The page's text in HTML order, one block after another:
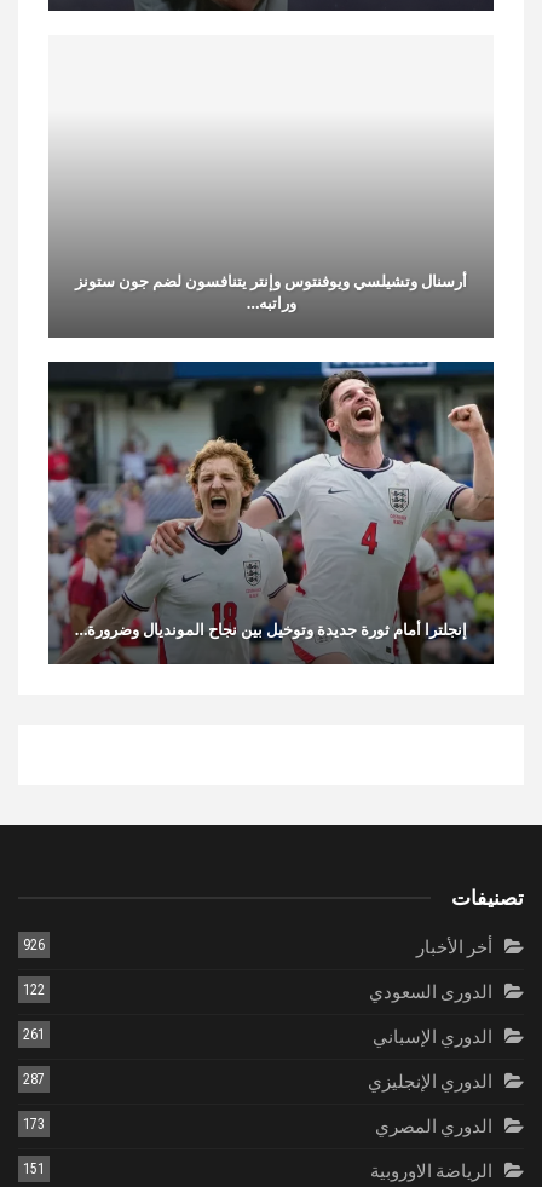
أرسنال وتشيلسي ويوفنتوس وإنتر يتنافسون لضم جون ستونز
وراتبه…
إنجلترا أمام ثورة جديدة وتوخيل بين نجاح المونديال وضرورة…
تصنيفات
أخر الأخبار 926
الدورى السعودي 122
الدوري الإسباني 261
الدوري الإنجليزي 287
الدوري المصري 173
الرياضة الاوروبية 151